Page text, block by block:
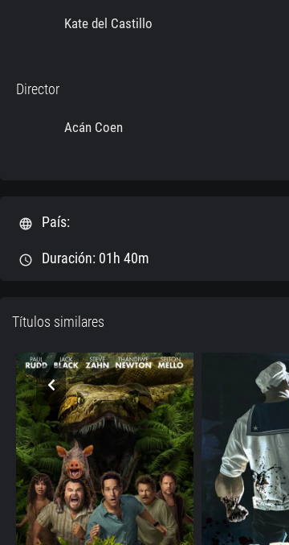
Kate del Castillo
Director
Acán Coen
language País:
schedule Duración: 01h 40m
Títulos similares